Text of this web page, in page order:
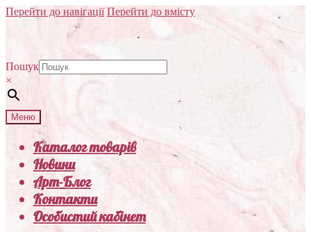
Перейти до навігації Перейти до вмісту
Пошук
×
Меню
Каталог товарів
Новини
Арт-Блог
Контакти
Особистий кабінет